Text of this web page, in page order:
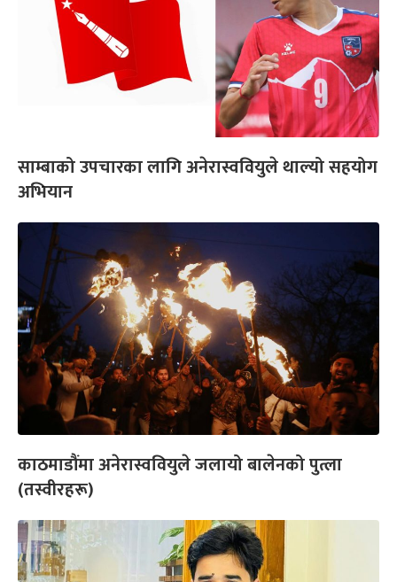
साम्बाको उपचारका लागि अनेरास्ववियुले थाल्यो सहयोग
अभियान
काठमाडौंमा अनेरास्ववियुले जलायो बालेनको पुत्ला
(तस्वीरहरू)